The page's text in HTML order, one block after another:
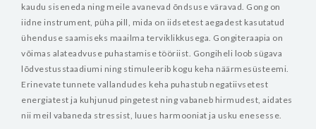
kaudu siseneda ning meile avanevad õndsuse väravad. Gong on
iidne instrument, püha pill, mida on iidsetest aegadest kasutatud
ühenduse saamiseks maailma terviklikkusega. Gongiteraapia on
võimas alateadvuse puhastamise tööriist. Gongiheli loob sügava
lõdvestusstaadiumi ning stimuleerib kogu keha näärmesüsteemi.
Erinevate tunnete vallandudes keha puhastub negatiivsetest
energiatest ja kuhjunud pingetest ning vabaneb hirmudest, aidates
nii meil vabaneda stressist, luues harmooniat ja usku enesesse.